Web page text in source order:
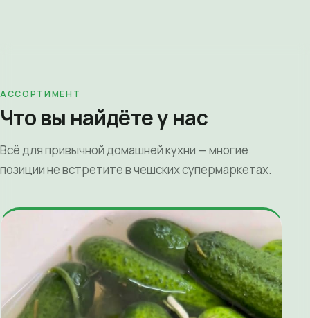
АССОРТИМЕНТ
Что вы найдёте у нас
Всё для привычной домашней кухни — многие
позиции не встретите в чешских супермаркетах.